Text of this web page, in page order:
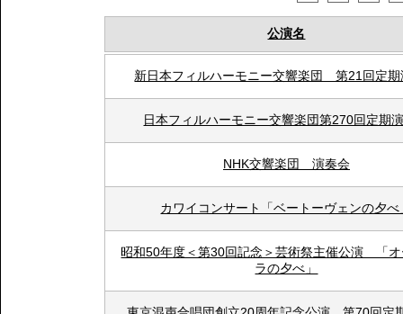
公演名
新日本フィルハーモニー交響楽団 第21回定期
日本フィルハーモニー交響楽団第270回定期
NHK交響楽団 演奏会
カワイコンサート「ベートーヴェンの夕べ
昭和50年度＜第30回記念＞芸術祭主催公演 「
ラの夕べ」